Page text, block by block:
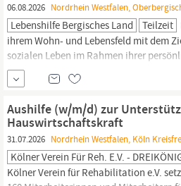
06.08.2026 Nordrhein Westfalen,
Lebenshilfe Bergisches Land Teilzeit
ihrem Wohn- und Lebensfeld mit dem
sozialen Leben im Rahmen ihrer
ermöglichen. Verschaffen Sie sich selbst
Internetseite: lhbl.de Instagram: lhbl.de
Wohngemeinschaft WG 59 für
in Lindlar suchen wir Sie ab sofort als
HAUSWIRTSCHAFT
Aushilfe (w/m/d) zur
Hauswirtschaftskraft
31.07.2026 Nordrhein Westfalen, Köln
Kölner Verein Für Reh. E.V. -
Kölner Verein für Rehabilitation e.V.